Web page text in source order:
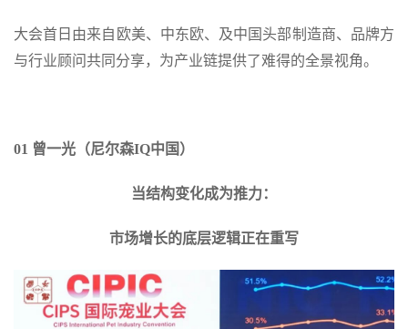
大会首日由来自欧美、中东欧、及中国头部制造商、品牌方
与行业顾问共同分享，为产业链提供了难得的全景视角。
01 曾一光（尼尔森IQ中国）
当结构变化成为推力：
市场增长的底层逻辑正在重写